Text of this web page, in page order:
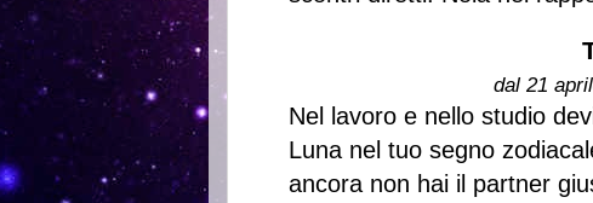
dal 21
Nel lavoro e nello studio
Luna nel tuo segno
ancora non hai il partner